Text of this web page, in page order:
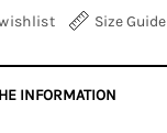
Size Guide
INFORMATION